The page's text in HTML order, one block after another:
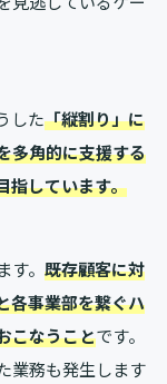
した「縦割り」に
多角的に支援する
指しています。
。 既存顧客に対
各事業部を繋ぐハ
こなうことです。
業務も発生します